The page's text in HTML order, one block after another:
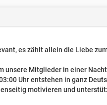
es zählt allein die Liebe
unsere Mitglieder in einer
Uhr entstehen in ganz
motivieren und